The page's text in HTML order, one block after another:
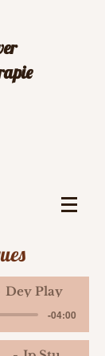
Dey Play
-04:00